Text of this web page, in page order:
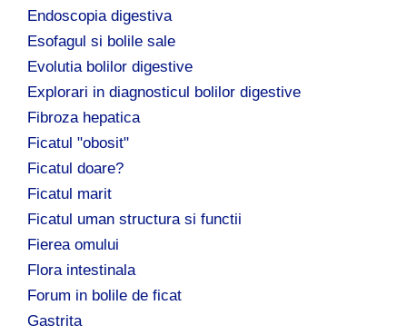
Endoscopia digestiva
Esofagul si bolile sale
Evolutia bolilor digestive
Explorari in diagnosticul bolilor digestive
Fibroza hepatica
Ficatul "obosit"
Ficatul doare?
Ficatul marit
Ficatul uman structura si functii
Fierea omului
Flora intestinala
Forum in bolile de ficat
Gastrita